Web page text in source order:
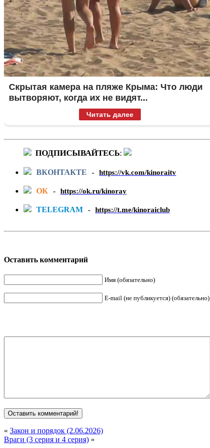
Скрытая камера на пляже Крыма: Что люди
вытворяют, когда их не видят...
Читать далее
ПОДПИСЫВАЙТЕСЬ:
ВКОНТАКТЕ - https://vk.com/kinoraitv
ОК - https://ok.ru/kinoray
TELEGRAM - https://t.me/kinoraiclub
Оставить комментарий
Имя (обязательно)
E-mail (не публикуется) (обязательно)
« Закон и порядок (2.06.2026)
Враги (3 серия и 4 серия) »